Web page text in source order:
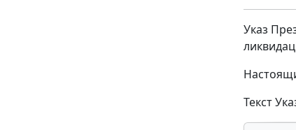
Указ
Текст